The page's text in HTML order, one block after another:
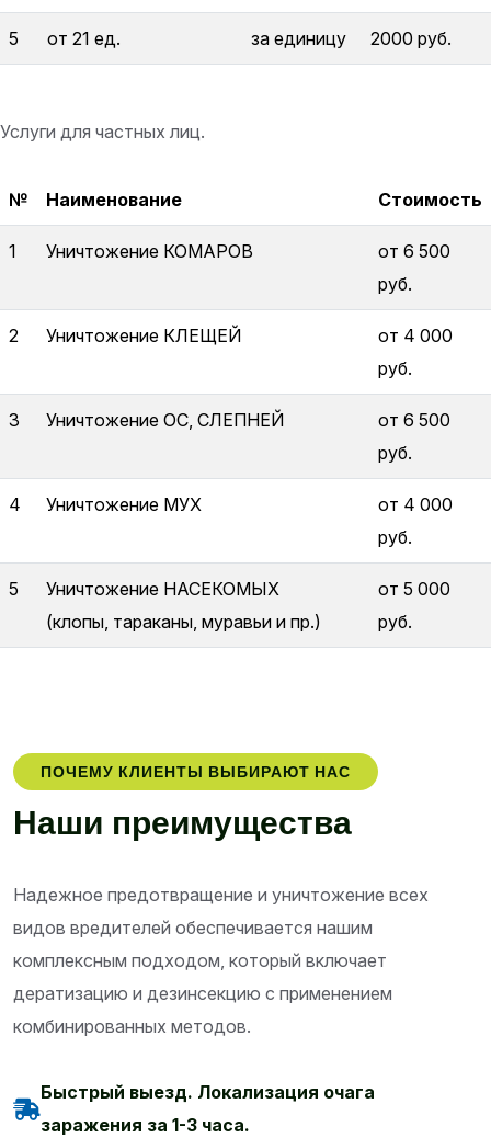
5 от 21 ед. за единицу 2000 руб.
Услуги для частных лиц.
№ Наименование Стоимость
1 Уничтожение КОМАРОВ
от 6 500
руб.
2 Уничтожение КЛЕЩЕЙ
от 4 000
руб.
3 Уничтожение ОС, СЛЕПНЕЙ
от 6 500
руб.
4 Уничтожение МУХ
от 4 000
руб.
5
Уничтожение НАСЕКОМЫХ
(клопы, тараканы, муравьи и пр.)
от 5 000
руб.
ПОЧЕМУ КЛИЕНТЫ ВЫБИРАЮТ НАС
Наши преимущества
Надежное предотвращение и уничтожение всех
видов вредителей обеспечивается нашим
комплексным подходом, который включает
дератизацию и дезинсекцию с применением
комбинированных методов.
Быстрый выезд. Локализация очага
заражения за 1-3 часа.